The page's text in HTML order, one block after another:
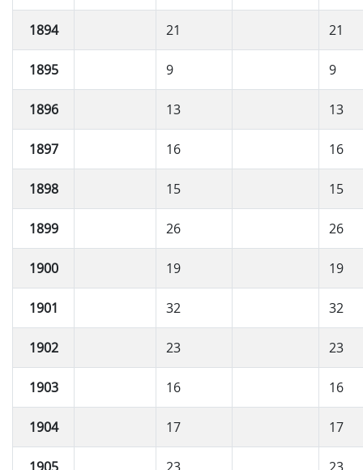
1894 21 21
1895 9 9
1896 13 13
1897 16 16
1898 15 15
1899 26 26
1900 19 19
1901 32 32
1902 23 23
1903 16 16
1904 17 17